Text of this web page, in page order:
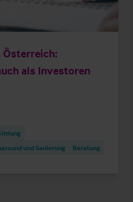
als Investoren
und Sanierung Beratung